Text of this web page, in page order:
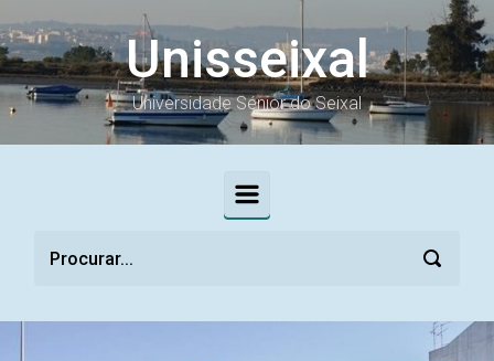
Skip to main content
Unisseixal
Universidade Sénior do Seixal